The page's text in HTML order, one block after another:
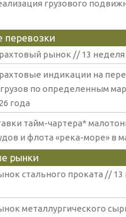
грузового
перевозки
рынок // 13 неделя
индикации на
по определенным
года
тайм-чартера*
и флота «река-море» в
рынки
стального проката // 13
металлургического